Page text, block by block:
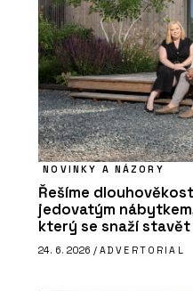
NOVINKY A NÁZORY
Řešíme
jedovatým
který se snaží stavět
24. 6. 2026 / ADVERTORIAL